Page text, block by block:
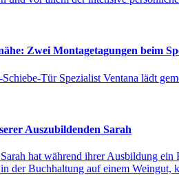
Zwei Montagetagungen beim
Tür Spezialist Ventana lädt
Auszubildenden Sarah
hat während ihrer Ausbildung ein
der Buchhaltung auf einem Weingut,